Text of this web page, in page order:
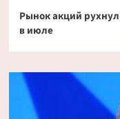
Рынок акций
в июле